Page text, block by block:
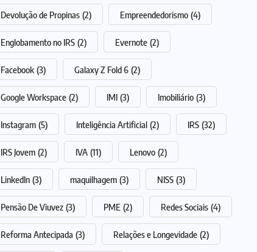
Devolução de Propinas (2) Empreendedorismo (4)
Englobamento no IRS (2) Evernote (2)
Facebook (3) Galaxy Z Fold 6 (2)
Google Workspace (2) IMI (3) Imobiliário (3)
Instagram (5) Inteligência Artificial (2) IRS (32)
IRS Jovem (2) IVA (11) Lenovo (2)
LinkedIn (3) maquilhagem (3) NISS (3)
Pensão De Viuvez (3) PME (2) Redes Sociais (4)
Reforma Antecipada (3) Relações e Longevidade (2)